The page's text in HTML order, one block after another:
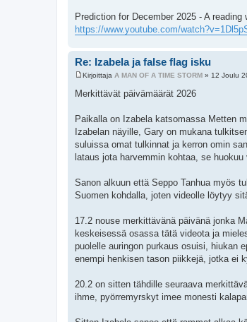
Prediction for December 2025 - A
https://www.youtube.com/
Re: Izabela ja false flag isku
e
i
Kirjoittaja A MAN OF A TIME STORM » 12 Joulu
Merkittävät päivämäärät 2026
Paikalla on Izabela katsomassa Metten
Izabelan näyille, Gary on mukana
suluissa omat tulkinnat ja kerron omin
lataus jota harvemmin kohtaa, se
Sanon alkuun että Seppo Tanhua myös
Suomen kohdalla, joten videolle löytyy
17.2 nouse merkittävänä päivänä jonka
keskeisessä osassa tätä videota ja
puolelle auringon purkaus osuisi, hiukan
enempi henkisen tason piikkejä, jotka ei
20.2 on sitten tähdille seuraava
ihme, pyörremyrskyt imee monesti